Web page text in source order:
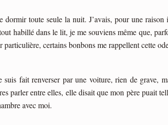
dormir toute seule la nuit. J’avais, pour une
habillé dans le lit, je me souviens même que,
particulière, certains bonbons me rappellent cette
suis fait renverser par une voiture, rien de grave,
parler entre elles, elle disait que mon père puait
avec moi.